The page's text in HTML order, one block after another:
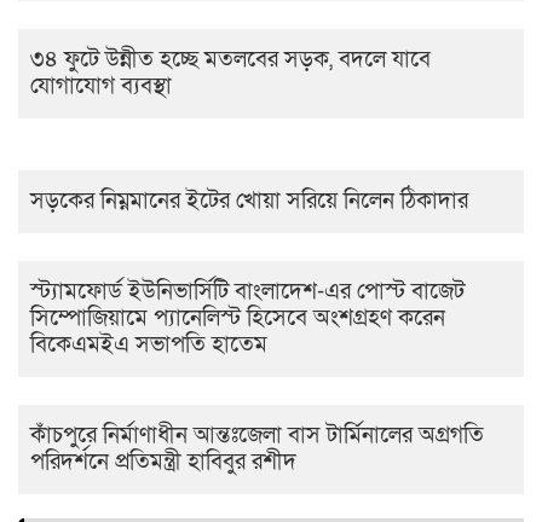
৩৪ ফুটে উন্নীত হচ্ছে মতলবের সড়ক, বদলে যাবে
যোগাযোগ ব্যবস্থা
সড়কের নিম্নমানের ইটের খোয়া সরিয়ে নিলেন ঠিকাদার
স্ট্যামফোর্ড ইউনিভার্সিটি বাংলাদেশ-এর পোস্ট বাজেট
সিম্পোজিয়ামে প্যানেলিস্ট হিসেবে অংশগ্রহণ করেন
বিকেএমইএ সভাপতি হাতেম
কাঁচপুরে নির্মাণাধীন আন্তঃজেলা বাস টার্মিনালের অগ্রগতি
পরিদর্শনে প্রতিমন্ত্রী হাবিবুর রশীদ